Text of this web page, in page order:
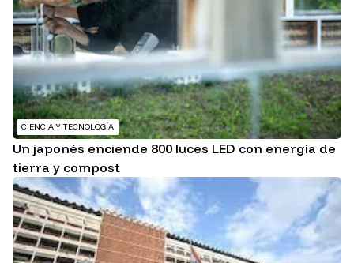
CIENCIA Y TECNOLOGÍA
Un japonés enciende 800 luces LED con energía de
tierra y compost